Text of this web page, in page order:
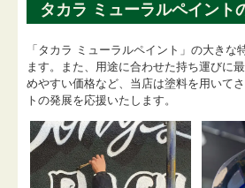
タカラ ミューラルペイント
「タカラ ミューラルペイント」の大きな
ます。また、用途に合わせた持ち運びに
めやすい価格など、当店は塗料を用いて
トの発展を応援いたします。